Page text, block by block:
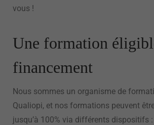
vous !
Une formation
financement
Nous sommes un organisme de
Qualiopi, et nos formations peuvent
jusqu’à 100% via différents dispositifs :